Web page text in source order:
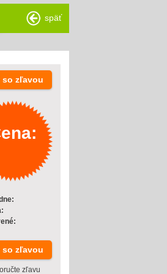
späť
so zľavou
so zľavou
zľavu